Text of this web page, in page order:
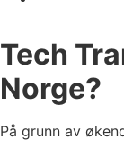
Tech
Norge?
På grunn av